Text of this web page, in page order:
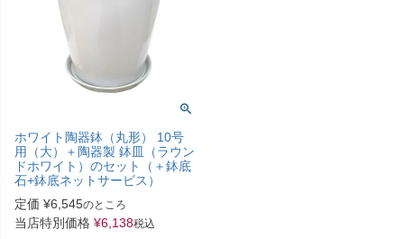
ホワイト陶器鉢（丸形） 10号
用（大）＋陶器製 鉢皿（ラウン
ドホワイト）のセット（＋鉢底
石+鉢底ネットサービス）
定価 ¥6,545のところ
当店特別価格 ¥6,138税込